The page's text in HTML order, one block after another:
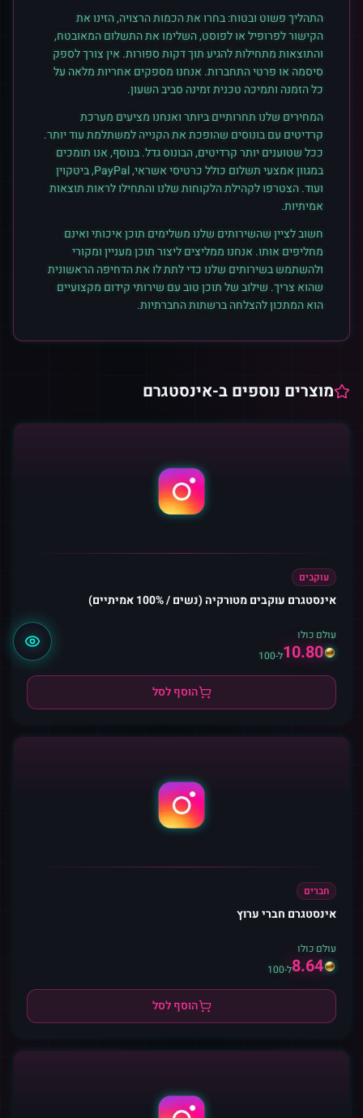
התהליך פשוט ובטוח: בחרו את הכמות הרצויה, הזינו את
הקישור לפרופיל או לפוסט, השלימו את התשלום המאובטח,
והתוצאות מתחילות להגיע תוך דקות ספורות. אין צורך לספק
סיסמה או פרטי התחברות. אנחנו מספקים אחריות מלאה על
כל הזמנה ותמיכה טכנית זמינה סביב השעון.
המחירים שלנו תחרותיים ביותר ואנחנו מציעים מערכת
קרדיטים עם בונוסים שהופכת את הקנייה למשתלמת עוד יותר.
ככל שטוענים יותר קרדיטים, הבונוס גדל. בנוסף, אנו תומכים
במגוון אמצעי תשלום כולל כרטיסי אשראי, PayPal, ביטקוין
ועוד. הצטרפו לקהילת הלקוחות שלנו והתחילו לראות תוצאות
אמיתיות.
חשוב לציין שהשירותים שלנו משלימים תוכן איכותי ואינם
מחליפים אותו. אנחנו ממליצים ליצור תוכן מעניין ומקורי
ולהשתמש בשירותים שלנו כדי לתת לו את הדחיפה הראשונית
שהוא צריך. שילוב של תוכן טוב עם שירותי קידום מקצועיים
הוא המתכון להצלחה ברשתות החברתיות.
מוצרים נוספים ב-אינסטגרם
עוקבים
אינסטגרם עוקבים מטורקיה (נשים / 100% אמיתיים)
עולם כולו
10.80ל-100
הוסף לסל
חברים
אינסטגרם חברי ערוץ
עולם כולו
8.64ל-100
הוסף לסל